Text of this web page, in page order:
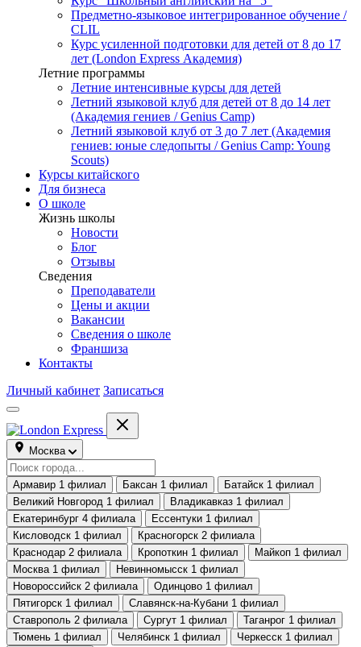
Предметно-языковое интегрированное обучение /
CLIL
Курс усиленной подготовки для детей от 8 до 17
лет (London Express Академия)
Летние программы
Летние интенсивные курсы для детей
Летний языковой клуб для детей от 8 до 14 лет
(Академия гениев / Genius Camp)
Летний языковой клуб от 3 до 7 лет (Академия
гениев: юные следопыты / Genius Camp: Young
Scouts)
Курсы китайского
Для бизнеса
О школе
Жизнь школы
Новости
Блог
Отзывы
Сведения
Преподаватели
Цены и акции
Вакансии
Сведения о школе
Франшиза
Контакты
Личный кабинет Записаться
Москва
Армавир 1 филиал Баксан 1 филиал Батайск 1 филиал
Великий Новгород 1 филиал Владикавказ 1 филиал
Екатеринбург 4 филиала Ессентуки 1 филиал
Кисловодск 1 филиал Красногорск 2 филиала
Краснодар 2 филиала Кропоткин 1 филиал Майкоп 1 филиал
Москва 1 филиал Невинномысск 1 филиал
Новороссийск 2 филиала Одинцово 1 филиал
Пятигорск 1 филиал Славянск-на-Кубани 1 филиал
Ставрополь 2 филиала Сургут 1 филиал Таганрог 1 филиал
Тюмень 1 филиал Челябинск 1 филиал Черкесск 1 филиал